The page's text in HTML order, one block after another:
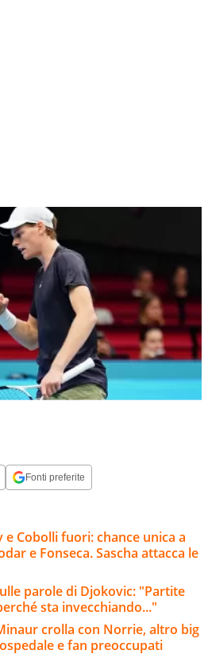
Fonti preferite
Cobolli fuori: chance unica a
e Fonseca. Sascha attacca le
parole di Djokovic: "Partite
sta invecchiando..."
crolla con Norrie, altro big
e fan preoccupati